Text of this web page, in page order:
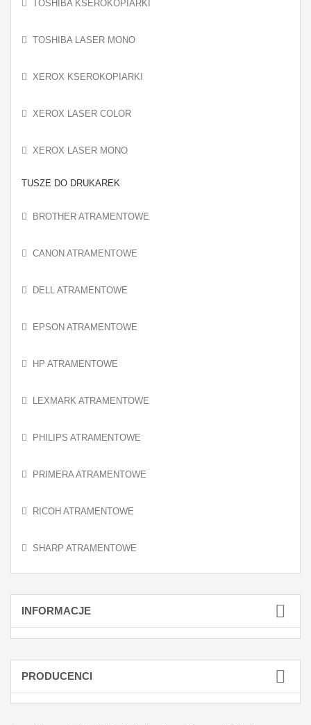
TOSHIBA KSEROKOPIARKI
TOSHIBA LASER MONO
XEROX KSEROKOPIARKI
XEROX LASER COLOR
XEROX LASER MONO
TUSZE DO DRUKAREK
BROTHER ATRAMENTOWE
CANON ATRAMENTOWE
DELL ATRAMENTOWE
EPSON ATRAMENTOWE
HP ATRAMENTOWE
LEXMARK ATRAMENTOWE
PHILIPS ATRAMENTOWE
PRIMERA ATRAMENTOWE
RICOH ATRAMENTOWE
SHARP ATRAMENTOWE
INFORMACJE
PRODUCENCI